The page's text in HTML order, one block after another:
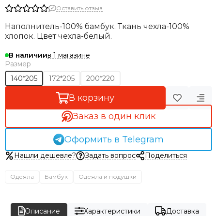
Оставить отзыв
Наполнитель-100% бамбук. Ткань чехла-100%
хлопок. Цвет чехла-белый.
В наличиив 1 магазине
Размер
140*205
172*205 200*220
В корзину
Заказ в один клик
Оформить в Telegram
Нашли дешевле? Задать вопрос Поделиться
Одеяла Бамбук Одеяла и подушки
Описание Характеристики
Доставка